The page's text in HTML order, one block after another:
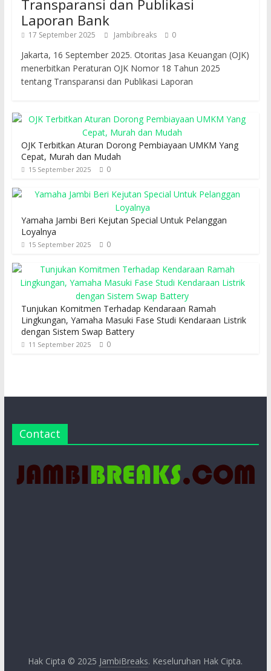
Transparansi dan Publikasi
Laporan Bank
17 September 2025 Jambibreaks 0
Jakarta, 16 September 2025. Otoritas Jasa Keuangan (OJK)
menerbitkan Peraturan OJK Nomor 18 Tahun 2025
tentang Transparansi dan Publikasi Laporan
OJK Terbitkan Aturan Dorong Pembiayaan UMKM Yang
Cepat, Murah dan Mudah
15 September 2025 0
Yamaha Jambi Beri Kejutan Special Untuk Pelanggan
Loyalnya
15 September 2025 0
Tunjukan Komitmen Terhadap Kendaraan Ramah
Lingkungan, Yamaha Masuki Fase Studi Kendaraan Listrik
dengan Sistem Swap Battery
11 September 2025 0
Contact
Hak Cipta © 2025 JambiBreaks. Keseluruhan Hak Cipta.